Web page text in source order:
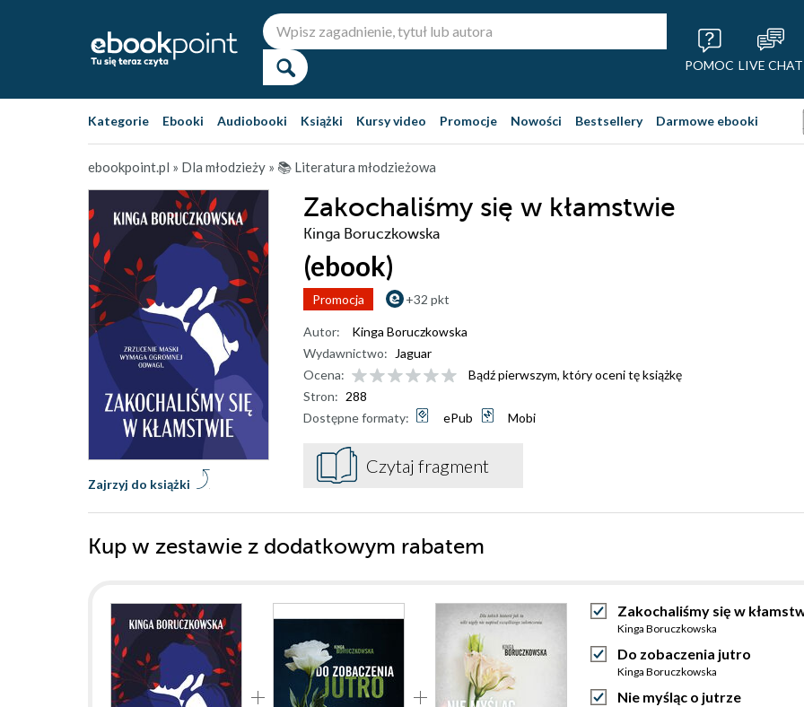
POMOC LIVE CHAT
Kategorie Ebooki Audiobooki Książki Kursy video Promocje Nowości Bestsellery Darmowe ebooki
ebookpoint.pl » Dla młodzieży » 📚 Literatura młodzieżowa
Zakochaliśmy się w kłamstwie
Kinga Boruczkowska
(ebook)
Promocja +32 pkt
Zajrzyj do książki
Autor:
Kinga Boruczkowska
Wydawnictwo:
Jaguar
Ocena:
Bądź pierwszym, który oceni tę książkę
Stron: 288
Dostępne formaty:
ePub Mobi
Czytaj fragment
Kup w zestawie z dodatkowym rabatem
Zakochaliśmy się w
Kinga Boruczkowska
Do zobaczenia jutro
Kinga Boruczkowska
Nie myśląc o jutrze